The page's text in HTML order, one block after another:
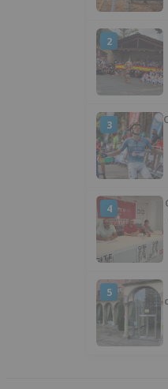
2
3
4
5